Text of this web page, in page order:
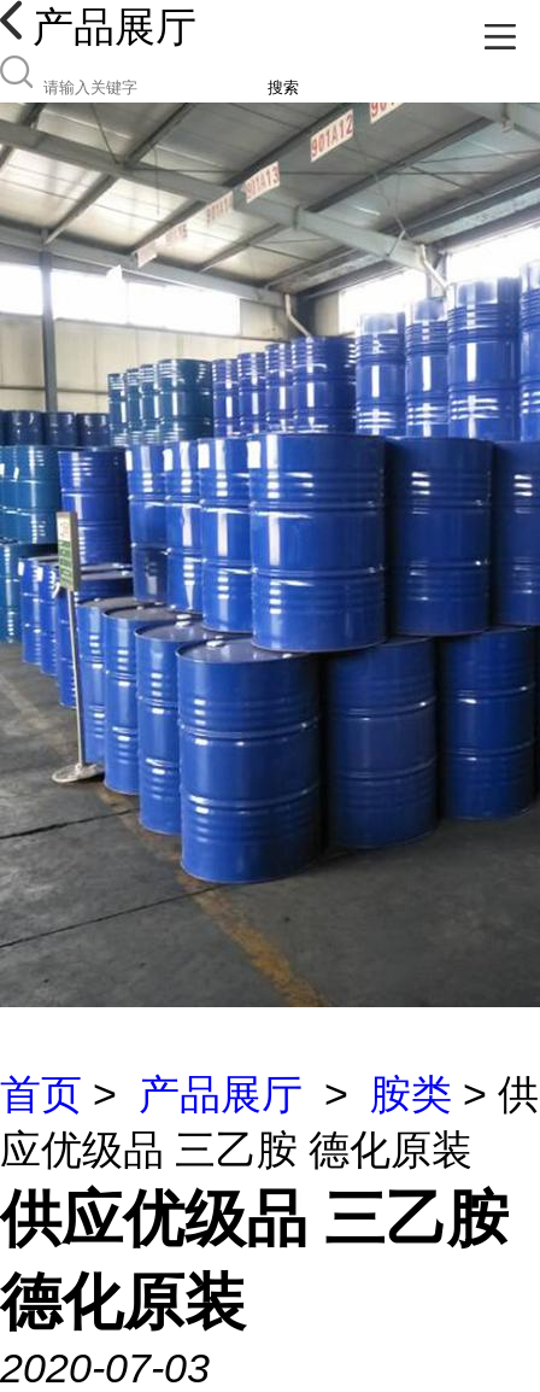
产品展厅
搜索
首页 > 产品展厅 > 胺类 > 供
应优级品 三乙胺 德化原装
供应优级品 三乙胺
德化原装
2020-07-03